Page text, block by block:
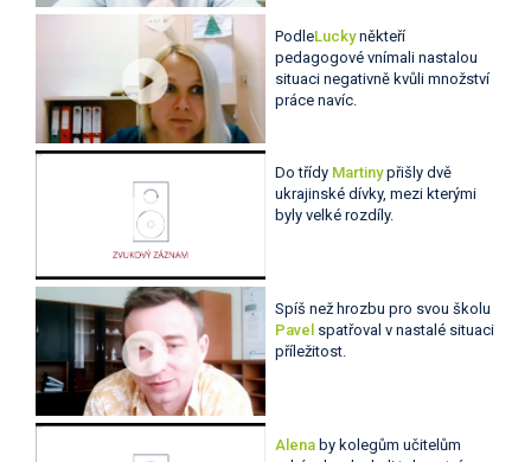
PodleLuckyněkteří
pedagogové vnímali nastalou
situaci negativně kvůli množství
práce navíc.
Do třídy Martinypřišly dvě
ukrajinské dívky, mezi kterými
byly velké rozdíly.
Spíš než hrozbu pro svou školu
Pavel spatřoval v nastalé situaci
příležitost.
Alena by kolegům učitelům